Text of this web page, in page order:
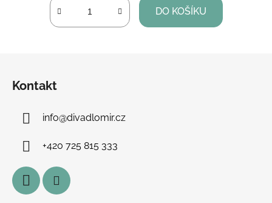
DO KOŠÍKU
Kontakt
info@divadlomir.cz
+420 725 815 333